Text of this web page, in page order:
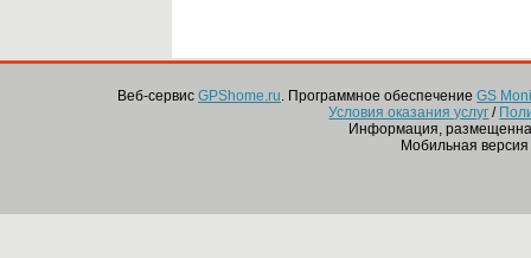
Веб-сервис GPShome.ru. Программное обеспечение GS
Условия оказания услуг /
Информация,
Мобильная